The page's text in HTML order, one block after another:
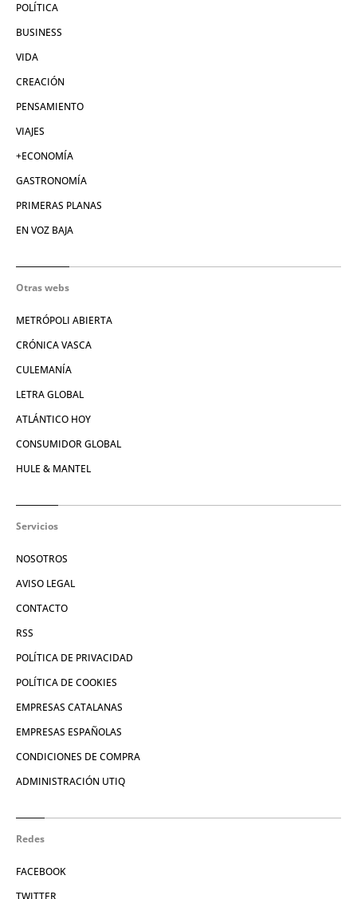
POLÍTICA
BUSINESS
VIDA
CREACIÓN
PENSAMIENTO
VIAJES
+ECONOMÍA
GASTRONOMÍA
PRIMERAS PLANAS
EN VOZ BAJA
Otras webs
METRÓPOLI ABIERTA
CRÓNICA VASCA
CULEMANÍA
LETRA GLOBAL
ATLÁNTICO HOY
CONSUMIDOR GLOBAL
HULE & MANTEL
Servicios
NOSOTROS
AVISO LEGAL
CONTACTO
RSS
POLÍTICA DE PRIVACIDAD
POLÍTICA DE COOKIES
EMPRESAS CATALANAS
EMPRESAS ESPAÑOLAS
CONDICIONES DE COMPRA
ADMINISTRACIÓN UTIQ
Redes
FACEBOOK
TWITTER